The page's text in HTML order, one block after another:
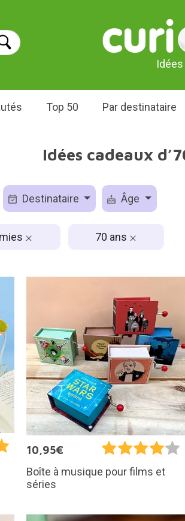
Top 50 Par destinataire
Idées cadeaux
Destinataire Âge
70 ans
10,95€
Boîte à musique pour films et
séries